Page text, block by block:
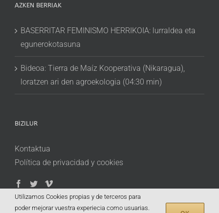
AZKEN BERRIAK
BASERRITAR FEMINISMO HERRIKOIA: lurraldea eta
egunerokotasuna
Bideoa: Tierra de Maíz Kooperativa (Nikaragua),
loratzen ari den agroekologia (04:30 min)
BIZILUR
Kontaktua
Política de privacidad y cookies
Utilizamos Cookies propias y de terceros para
poder mejorar vuestra experiecia como usuarias.